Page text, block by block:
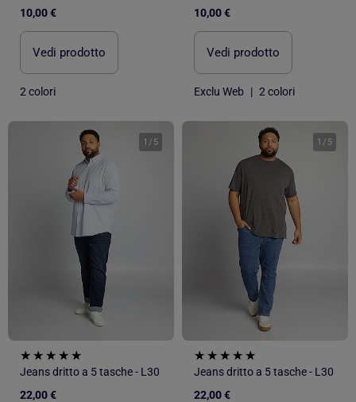
10,00 €
Vedi prodotto
2 colori
10,00 €
Vedi prodotto
Exclu Web | 2 colori
1 / 5
Jeans dritto a 5 tasche - L30
22,00 €
1 / 5
Jeans dritto a 5 tasche - L30
22,00 €